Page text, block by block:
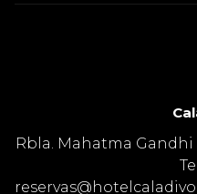
Rbla. Mahatma